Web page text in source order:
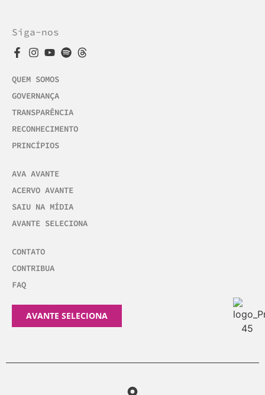
Siga-nos
QUEM SOMOS
GOVERNANÇA
TRANSPARÊNCIA
RECONHECIMENTO
PRINCÍPIOS
AVA AVANTE
ACERVO AVANTE
SAIU NA MÍDIA
AVANTE SELECIONA
CONTATO
CONTRIBUA
FAQ
AVANTE SELECIONA